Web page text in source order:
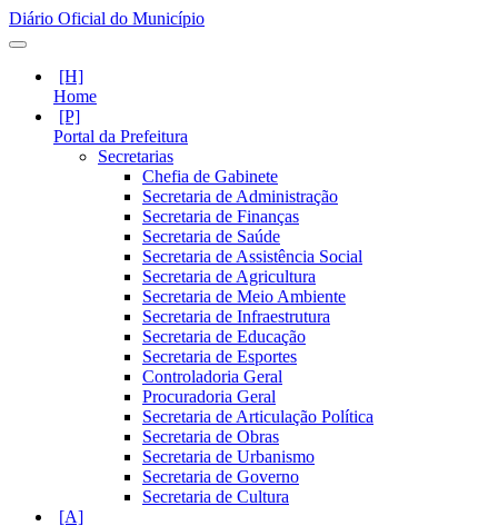
Diário Oficial do Município
Home
Portal da Prefeitura
Secretarias
Chefia de Gabinete
Secretaria de Administração
Secretaria de Finanças
Secretaria de Saúde
Secretaria de Assistência Social
Secretaria de Agricultura
Secretaria de Meio Ambiente
Secretaria de Infraestrutura
Secretaria de Educação
Secretaria de Esportes
Controladoria Geral
Procuradoria Geral
Secretaria de Articulação Política
Secretaria de Obras
Secretaria de Urbanismo
Secretaria de Governo
Secretaria de Cultura